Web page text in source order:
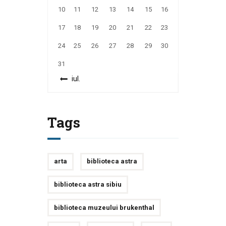
10 11 12 13 14 15 16
17 18 19 20 21 22 23
24 25 26 27 28 29 30
31
« iul.
Tags
arta biblioteca astra
biblioteca astra sibiu
biblioteca muzeului brukenthal